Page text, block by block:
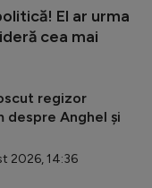
El ar urma
cea mai
regizor
despre Anghel și
2026, 14:36